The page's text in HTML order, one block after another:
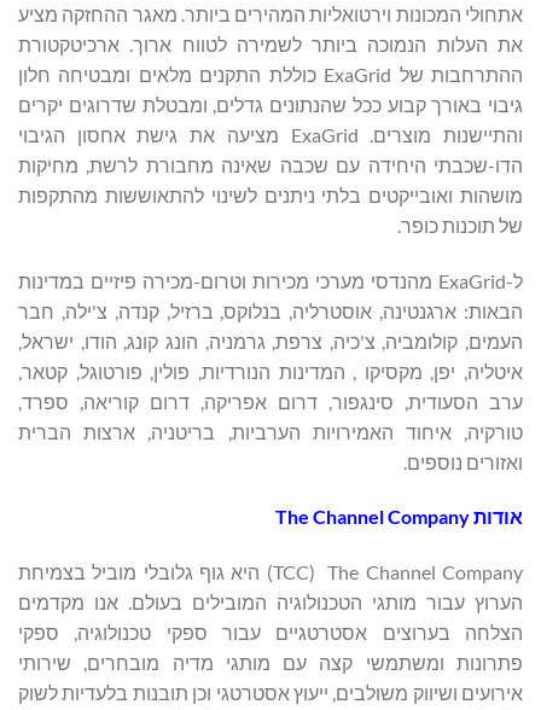
אתחולי המכונות וירטואליות המהירים ביותר. מאגר ההחזקה מציע
את העלות הנמוכה ביותר לשמירה לטווח ארוך. ארכיטקטורת
ההתרחבות של ExaGrid כוללת התקנים מלאים ומבטיחה חלון
גיבוי באורך קבוע ככל שהנתונים גדלים, ומבטלת שדרוגים יקרים
והתיישנות מוצרים. ExaGrid מציעה את גישת אחסון הגיבוי
הדו-שכבתי היחידה עם שכבה שאינה מחבורת לרשת, מחיקות
מושהות ואובייקטים בלתי ניתנים לשינוי להתאוששות מהתקפות
של תוכנות כופר.
ל-ExaGrid מהנדסי מערכי מכירות וטרום-מכירה פיזיים במדינות
הבאות: ארגנטינה, אוסטרליה, בנלוקס, ברזיל, קנדה, צ'ילה, חבר
העמים, קולומביה, צ'כיה, צרפת, גרמניה, הונג קונג, הודו, ישראל,
איטליה, יפן, מקסיקו , המדינות הנורדיות, פולין, פורטוגל, קטאר,
ערב הסעודית, סינגפור, דרום אפריקה, דרום קוריאה, ספרד,
טורקיה, איחוד האמירויות הערביות, בריטניה, ארצות הברית
ואזורים נוספים.
אודותThe Channel Company
The Channel Company ‏(TCC) היא גוף גלובלי מוביל בצמיחת
הערוץ עבור מותגי הטכנולוגיה המובילים בעולם. אנו מקדמים
הצלחה בערוצים אסטרטגיים עבור ספקי טכנולוגיה, ספקי
פתרונות ומשתמשי קצה עם מותגי מדיה מובחרים, שירותי
אירועים ושיווק משולבים, ייעוץ אסטרטגי וכן תובנות בלעדיות לשוק